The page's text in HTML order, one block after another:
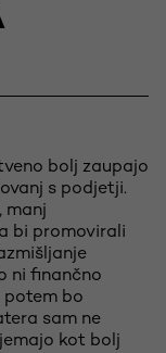
bolj zaupajo
s podjetji.
manj
bi promovirali
ni finančno
potem bo
sam ne
kot bolj